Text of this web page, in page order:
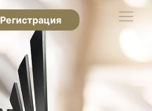
Регистрация